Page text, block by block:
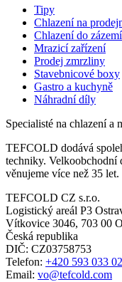
Tipy
Chlazení na
Chlazení do zázemí
Mrazicí zařízení
Prodej zmrzliny
Stavebnicové boxy
Gastro a kuchyně
Náhradní díly
Specialisté na chlazení a
TEFCOLD dodává
techniky. Velkoobchodní
věnujeme více než 35 let.
TEFCOLD CZ s.r.o.
Logistický areál P3
Vítkovice 3046, 703 00
Česká republika
DIČ: CZ03758753​​​​​​
Telefon: +420 593 033
Email: vo@tefcold.com